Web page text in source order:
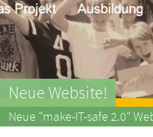
Neue Website!
Neue "make-IT-safe 2.0"